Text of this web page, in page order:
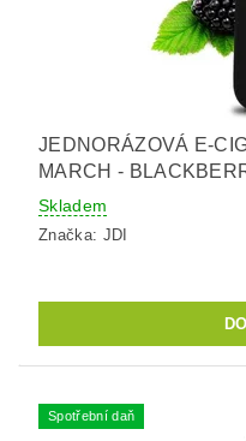
JEDNORÁZOVÁ E-
MARCH -
Skladem
Značka: JDI
Spotřební daň